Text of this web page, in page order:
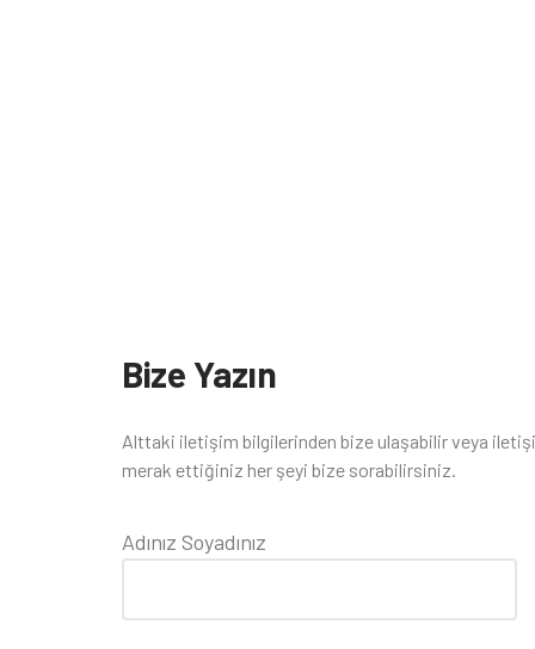
Bize Yazın
Alttaki iletişim bilgilerinden bize ulaşabilir veya
merak ettiğiniz her şeyi bize sorabilirsiniz.
Adınız Soyadınız